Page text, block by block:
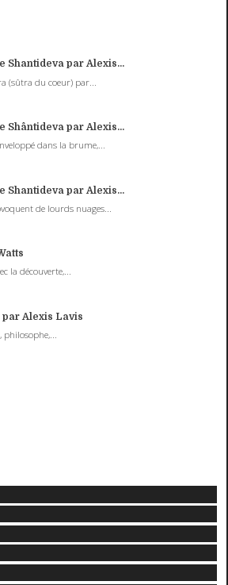
Shantideva par Alexis...
(sûtra du coeur) par...
Shântideva par Alexis...
dans la brume,...
Shantideva par Alexis...
de lourds nuages...
la découverte,...
Alexis Lavis